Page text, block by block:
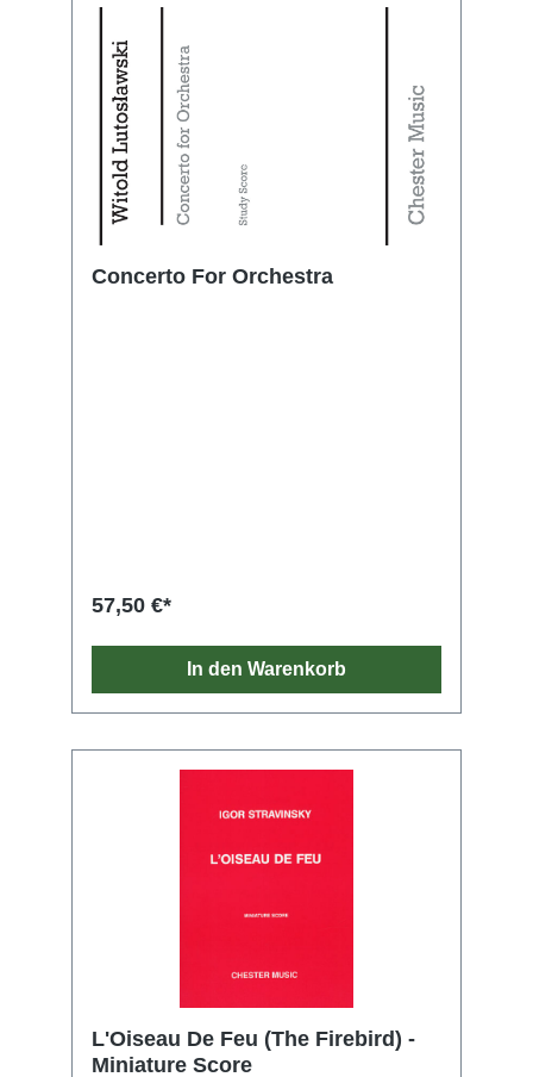
Concerto For Orchestra
57,50 €*
In den Warenkorb
L'Oiseau De Feu (The Firebird) -
Miniature Score